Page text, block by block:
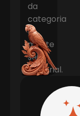
da
categoria
e
monte
seu
material.